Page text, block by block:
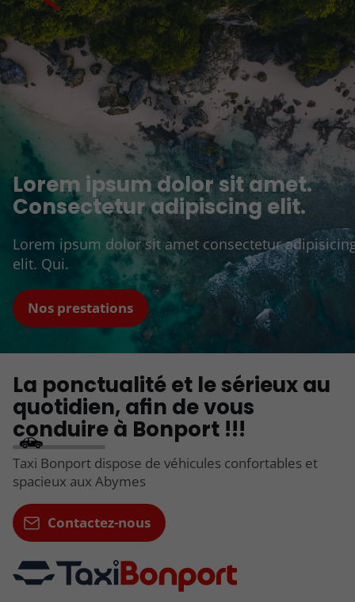
Lorem ipsum dolor sit amet.
Consectetur adipiscing elit.
Lorem ipsum dolor sit amet consectetur
elit. Qui.
Nos prestations
La ponctualité et le sérieux au
quotidien, afin de vous
conduire à Bonport !!!
Taxi Bonport dispose de véhicules confortables et
spacieux aux Abymes
Contactez-nous